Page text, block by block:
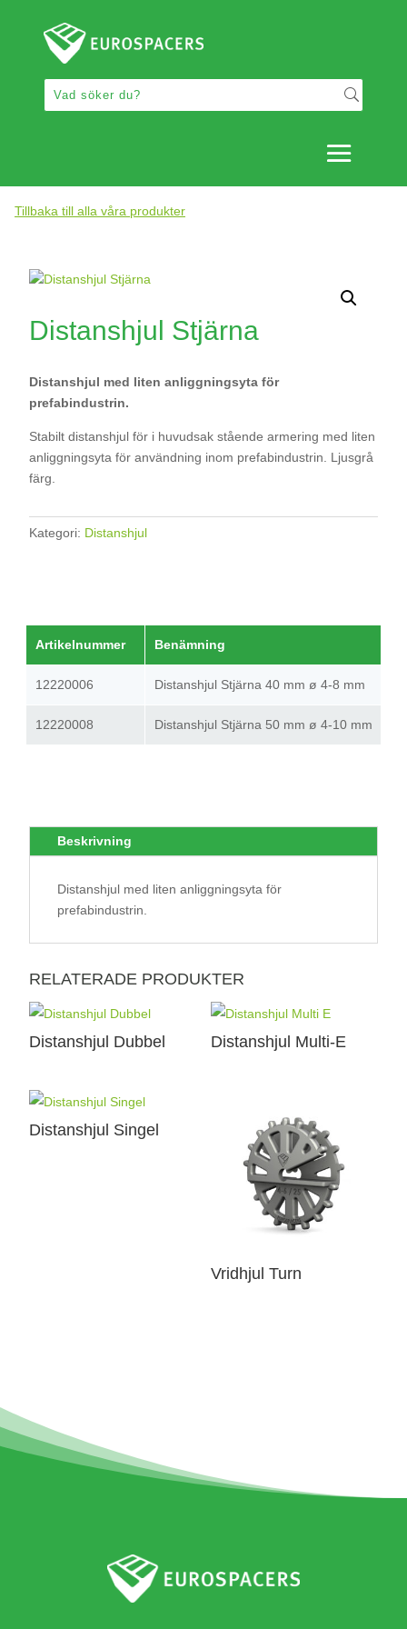
Tillbaka till alla våra produkter
Distanshjul Stjärna
Distanshjul med liten anliggningsyta för
prefabindustrin.
Stabilt distanshjul för i huvudsak stående armering med liten
anliggningsyta för användning inom prefabindustrin. Ljusgrå
färg.
Kategori: Distanshjul
Artikelnummer Benämning
12220006 Distanshjul Stjärna 40 mm ø 4-8 mm
12220008 Distanshjul Stjärna 50 mm ø 4-10 mm
Beskrivning
Distanshjul med liten anliggningsyta för
prefabindustrin.
RELATERADE PRODUKTER
Distanshjul Dubbel Distanshjul Multi-E
Distanshjul Singel
Vridhjul Turn